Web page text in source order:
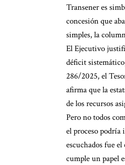
Transener es
concesión que
simples, la
El Ejecutivo
déficit
286/2025, el
afirma que la
de los recursos
Pero no todos
el proceso podría
escuchados fue
cumple un papel